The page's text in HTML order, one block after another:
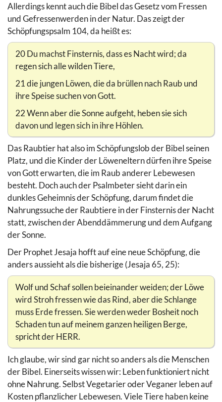
Allerdings kennt auch die Bibel das Gesetz vom Fressen
und Gefressenwerden in der Natur. Das zeigt der
Schöpfungspsalm 104, da heißt es:
20 Du machst Finsternis, dass es Nacht wird; da
regen sich alle wilden Tiere,
21 die jungen Löwen, die da brüllen nach Raub und
ihre Speise suchen von Gott.
22 Wenn aber die Sonne aufgeht, heben sie sich
davon und legen sich in ihre Höhlen.
Das Raubtier hat also im Schöpfungslob der Bibel seinen
Platz, und die Kinder der Löweneltern dürfen ihre Speise
von Gott erwarten, die im Raub anderer Lebewesen
besteht. Doch auch der Psalmbeter sieht darin ein
dunkles Geheimnis der Schöpfung, darum findet die
Nahrungssuche der Raubtiere in der Finsternis der Nacht
statt, zwischen der Abenddämmerung und dem Aufgang
der Sonne.
Der Prophet Jesaja hofft auf eine neue Schöpfung, die
anders aussieht als die bisherige (Jesaja 65, 25):
Wolf und Schaf sollen beieinander weiden; der Löwe
wird Stroh fressen wie das Rind, aber die Schlange
muss Erde fressen. Sie werden weder Bosheit noch
Schaden tun auf meinem ganzen heiligen Berge,
spricht der HERR.
Ich glaube, wir sind gar nicht so anders als die Menschen
der Bibel. Einerseits wissen wir: Leben funktioniert nicht
ohne Nahrung. Selbst Vegetarier oder Veganer leben auf
Kosten pflanzlicher Lebewesen. Viele Tiere haben keine